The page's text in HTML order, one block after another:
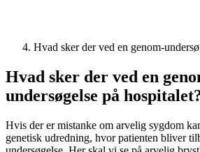
Hvad sker der ved en genom-
Hvad sker der ved en
undersøgelse på
Hvis der er mistanke om arvelig sygdom
genetisk udredning, hvor patienten bliver